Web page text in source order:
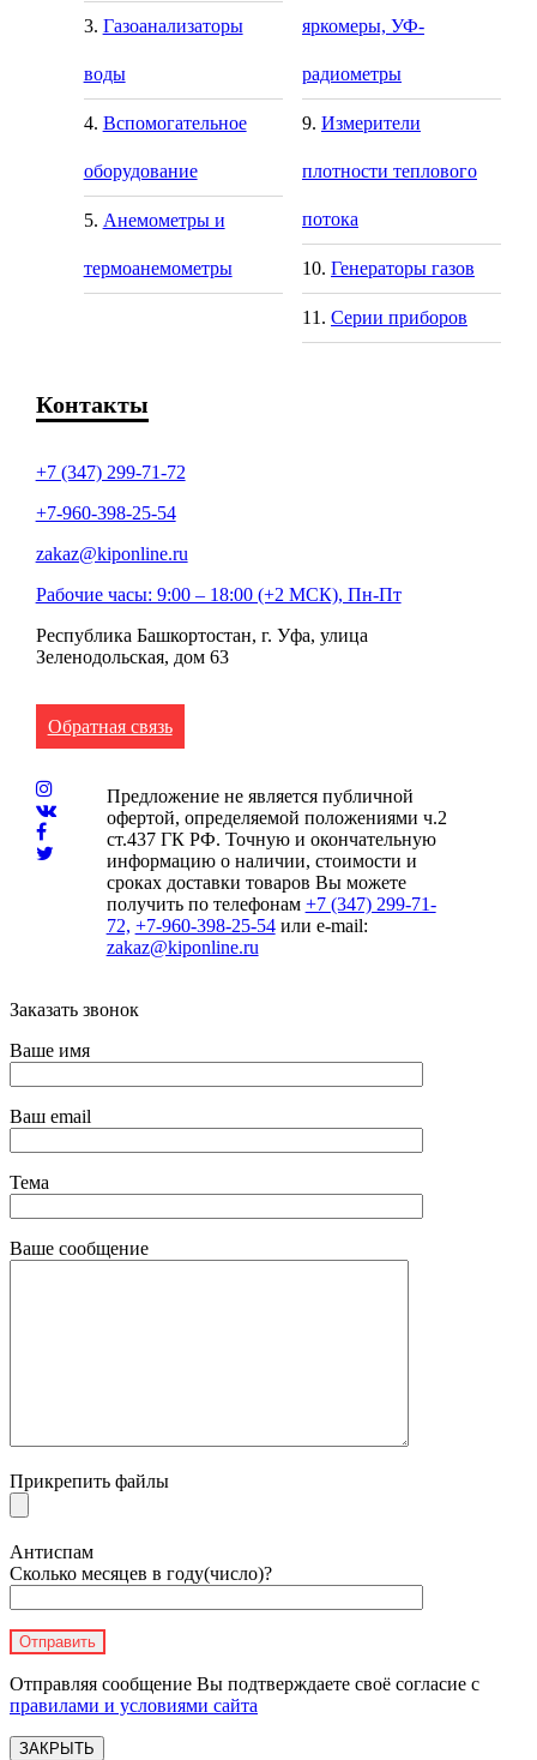
Газоанализаторы
воды
Вспомогательное
оборудование
Анемометры и
термоанемометры
яркомеры, УФ-
радиометры
Измерители
плотности теплового
потока
Генераторы газов
Серии приборов
Контакты
+7 (347) 299-71-72
+7-960-398-25-54
zakaz@kiponline.ru
Рабочие часы: 9:00 – 18:00 (+2 МСК), Пн-Пт
Республика Башкортостан, г. Уфа, улица
Зеленодольская, дом 63
Обратная связь
Предложение не является публичной
офертой, определяемой положениями ч.2
ст.437 ГК РФ. Точную и окончательную
информацию о наличии, стоимости и
сроках доставки товаров Вы можете
получить по телефонам +7 (347) 299-71-
72, +7-960-398-25-54или e-mail:
zakaz@kiponline.ru
Заказать звонок
Ваше имя
Ваш email
Тема
Ваше сообщение
Прикрепить файлы
Антиспам
Сколько месяцев в году(число)?
Отправляя сообщение Вы подтверждаете своё согласие с
правилами и условиями сайта
ЗАКРЫТЬ